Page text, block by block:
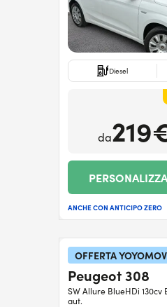
Diesel
da
ANCHE CON ANTICIPO ZERO
OFFERTA
Peugeot 308
SW Allure BlueHDi 130cv
aut.